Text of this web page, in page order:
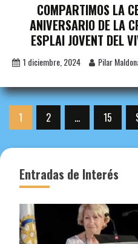
COMPARTIMOS LA
ANIVERSARIO DE LA
ESPLAI JOVENT DEL
1 diciembre, 2024 Pilar
Paginación
1 2 … 15
Entradas de Interés